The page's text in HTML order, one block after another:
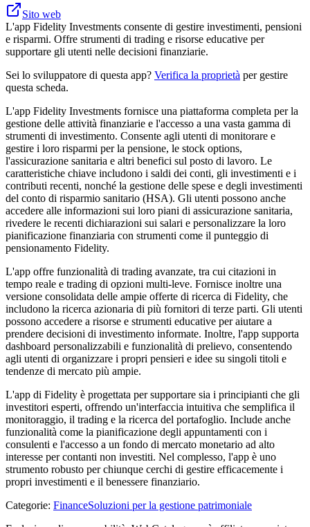
Sito web
L'app Fidelity Investments consente di gestire investimenti, pensioni
e risparmi. Offre strumenti di trading e risorse educative per
supportare gli utenti nelle decisioni finanziarie.
Sei lo sviluppatore di questa app? Verifica la proprietà per gestire
questa scheda.
L'app Fidelity Investments fornisce una piattaforma completa per la
gestione delle attività finanziarie e l'accesso a una vasta gamma di
strumenti di investimento. Consente agli utenti di monitorare e
gestire i loro risparmi per la pensione, le stock options,
l'assicurazione sanitaria e altri benefici sul posto di lavoro. Le
caratteristiche chiave includono i saldi dei conti, gli investimenti e i
contributi recenti, nonché la gestione delle spese e degli investimenti
del conto di risparmio sanitario (HSA). Gli utenti possono anche
accedere alle informazioni sui loro piani di assicurazione sanitaria,
rivedere le recenti dichiarazioni sui salari e personalizzare la loro
pianificazione finanziaria con strumenti come il punteggio di
pensionamento Fidelity.
L'app offre funzionalità di trading avanzate, tra cui citazioni in
tempo reale e trading di opzioni multi-leve. Fornisce inoltre una
versione consolidata delle ampie offerte di ricerca di Fidelity, che
includono la ricerca azionaria di più fornitori di terze parti. Gli utenti
possono accedere a risorse e strumenti educative per aiutare a
prendere decisioni di investimento informate. Inoltre, l'app supporta
dashboard personalizzabili e funzionalità di prelievo, consentendo
agli utenti di organizzare i propri pensieri e idee su singoli titoli e
tendenze di mercato più ampie.
L'app di Fidelity è progettata per supportare sia i principianti che gli
investitori esperti, offrendo un'interfaccia intuitiva che semplifica il
monitoraggio, il trading e la ricerca del portafoglio. Include anche
funzionalità come la pianificazione degli appuntamenti con i
consulenti e l'accesso a un fondo di mercato monetario ad alto
interesse per contanti non investiti. Nel complesso, l'app è uno
strumento robusto per chiunque cerchi di gestire efficacemente i
propri investimenti e il benessere finanziario.
Categorie: FinanceSoluzioni per la gestione patrimoniale